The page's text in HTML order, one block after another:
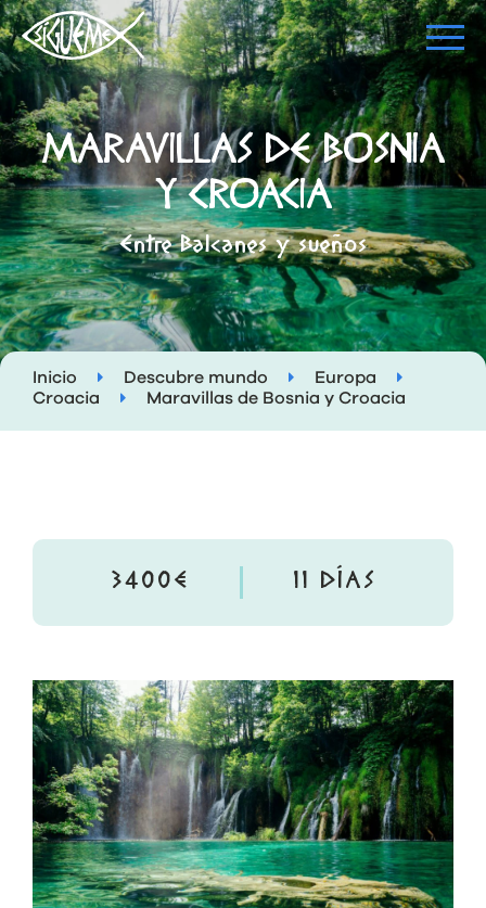
MARAVILLAS DE BOSNIA
Y CROACIA
Entre Balcanes y sueños
Inicio Descubre mundo
Europa
Croacia
Maravillas de Bosnia y Croacia
3400€ 11 DÍAS